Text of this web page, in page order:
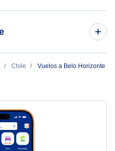
Horizonte
Chile Vuelos a Belo Horizonte